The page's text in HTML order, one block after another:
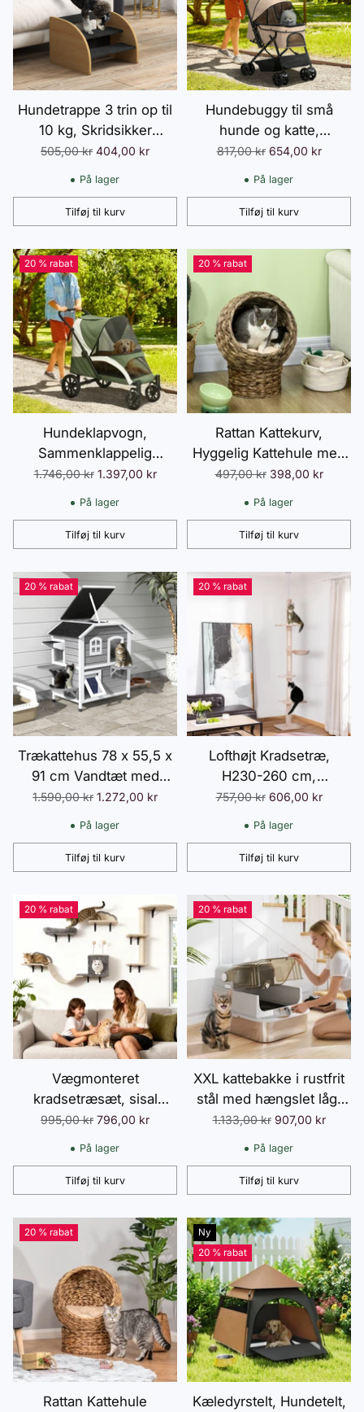
Hundetrappe 3 trin op til
10 kg, Skridsikker
kæledyrstrappe med
sidepanel til små hunde,
Normalpris
505,00 kr 404,00 kr
På lager
Tilføj til kurv
Antal
Hundebuggy til små
hunde og katte,
kæledyrsvogn Oxford
lysebrun 76,5 x 52 x 95
Normalpris
817,00 kr 654,00 kr
På lager
Tilføj til kurv
Antal
20 % rabat
Hundeklapvogn,
Sammenklappelig
Hundeklapvogn til Store
Hunde og Katte op til 30
Pude, Netvinduer, Døre,
Katteklapvogn med
Sikkerhedsliner, Bremser,
Klapvogn, Mørkegrøn
Normalpris
1.746,00 kr 1.397,00 kr
På lager
Tilføj til kurv
Antal
20 % rabat
Rattan Kattekurv,
Hyggelig Kattehule med
Pude, Vandhyacint
Kæledyrsseng,
42x33x52cm til
Normalpris
497,00 kr 398,00 kr
På lager
Tilføj til kurv
Antal
20 % rabat
Trækattehus 78 x 55,5 x
91 cm Vandtæt med
Fugtbestandigt Gulv,
Flugtdør, Hoppeplatforme
Normalpris
1.590,00 kr 1.272,00 kr
På lager
Tilføj til kurv
Antal
20 % rabat
Lofthøjt Kradsetræ,
H230-260 cm,
Højdejusterbart Klatretræ
til Katte, Robust, Beige
Normalpris
757,00 kr 606,00 kr
På lager
Tilføj til kurv
Antal
20 % rabat
Vægmonteret
kradsetræsæt, sisal
kradseflader, 4 dele, til 1-
3 katte, beige
Normalpris
995,00 kr 796,00 kr
På lager
Tilføj til kurv
Antal
20 % rabat
XXL kattebakke i rustfrit
stål med hængslet låg,
kattebakke med ske, til
store katte op til 12 kg,
Normalpris
1.133,00 kr 907,00 kr
På lager
Tilføj til kurv
Antal
20 % rabat
Rattan Kattehule
Ny
20 % rabat
Kæledyrstelt, Hundetelt,